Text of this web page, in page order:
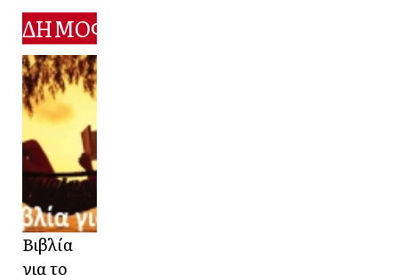
ΔΗΜΟΦΙΛΕΣΤΕΡΑ
Βιβλία
για το